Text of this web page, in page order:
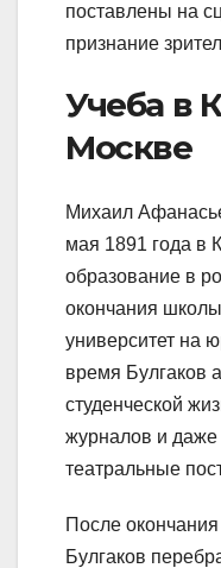
поставлены на
признание
Учеба в
Москве
Михаил
мая 1891 года в
образование в
окончания
университет на
время Булгаков
студенческой
журналов и
театральные
После окончания
Булгаков